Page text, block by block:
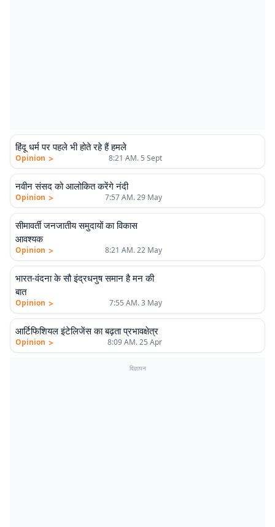
हिंदू धर्म पर पहले भी होते रहे हैं हमले
Opinion > 8:21 AM. 5 Sept
नवीन संसद को आलोकित करेंगे नंदी
Opinion > 7:57 AM. 29 May
सीमावर्ती जनजातीय समुदायों का विकास
आवश्यक
Opinion > 8:21 AM. 22 May
भारत-वंदना के सौ इंद्रधनुष समान है मन की
बात
Opinion > 7:55 AM. 3 May
आर्टिफिशियल इंटेलिजेंस का बढ़ता प्रभावक्षेत्र
Opinion > 8:09 AM. 25 Apr
विज्ञापन